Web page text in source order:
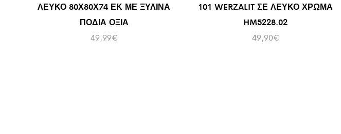
ΛΕΥΚΟ 80Χ80Χ74 ΕΚ ΜΕ ΞΥΛΙΝΑ
ΠΟΔΙΑ ΟΞΙΑ
49,99€
101 WERZALIT ΣΕ ΛΕΥΚΟ ΧΡΩΜΑ
HM5228.02
49,90€